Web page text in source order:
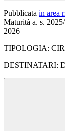
Pubblicata in area
Maturità a. s.
2026
TIPOLOGIA:
DESTINATARI: